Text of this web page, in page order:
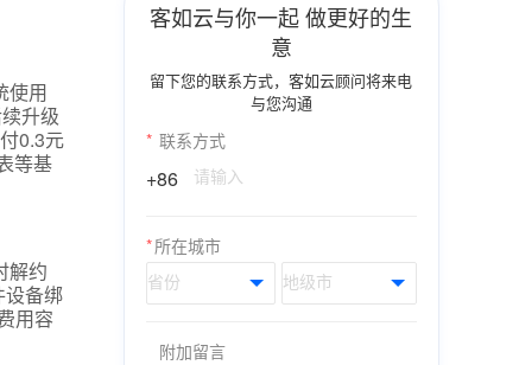
使用
升级
0.3元
等基
解约
设备绑
用容
客如云与你一起 做更好的生
意
留下您的联系方式，客如云顾问将来电
与您沟通
* 联系方式
+86
*所在城市
附加留言